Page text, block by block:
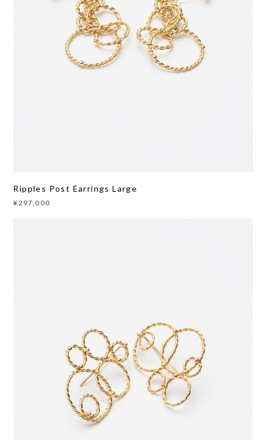
Ripples Post Earrings Large
¥297,000